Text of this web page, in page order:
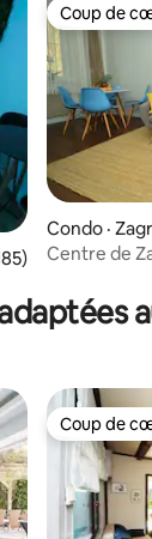
de 4,84
Coup de
Coup de
Condo ·
Centre de
aimés Coup de
Coup de